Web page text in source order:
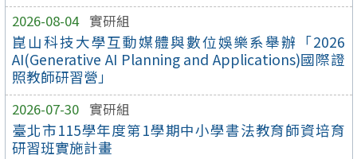
2026-08-04 實研組
崑山科技大學互動媒體與數位娛樂系舉辦「2026
AI(Generative AI Planning and Applications)國際證
照教師研習營」
2026-07-30 實研組
臺北市115學年度第1學期中小學書法教育師資培育
研習班實施計畫